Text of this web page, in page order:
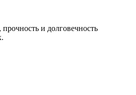
и долговечность